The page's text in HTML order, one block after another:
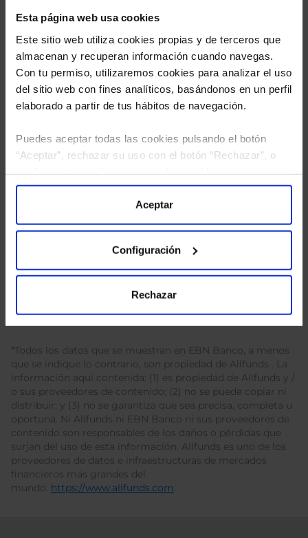
Esta página web usa cookies
Este sitio web utiliza cookies propias y de terceros que
almacenan y recuperan información cuando navegas.
Con tu permiso, utilizaremos cookies para analizar el uso
del sitio web con fines analíticos, basándonos en un perfil
elaborado a partir de tus hábitos de navegación.
Puedes aceptar todas las cookies pulsando el botón
“Aceptar”, rechazar su uso con el botón “Rechazar”, o
“Configuración”. Consulta nuestraPolítica
para más información.
Aceptar
Configuración
Rechazar
He leídola política de privacidady consiento el
tratamiento de mis datos personales.
*Todos los datos que se muestran en EBN Banco, a menos
que se indique lo contrario, son propiedad de Allfunds . La
información aquí contenida: (1) es propiedad de Allfunds y /
o sus proveedores de contenido; (2) no se puede copiar ni
distribuir; y (3) no se garantiza que sea precisa, completa u
oportuna. Ni Allfunds ni EBN Banco ni sus proveedores de
contenido son responsables de los daños o pérdidas que
surjan del uso de esta información. Allfunds es uno de los
proveedores de datos e infraestructuras de mercados
financieros más grandes del
mundo. https://www.allfunds.com.